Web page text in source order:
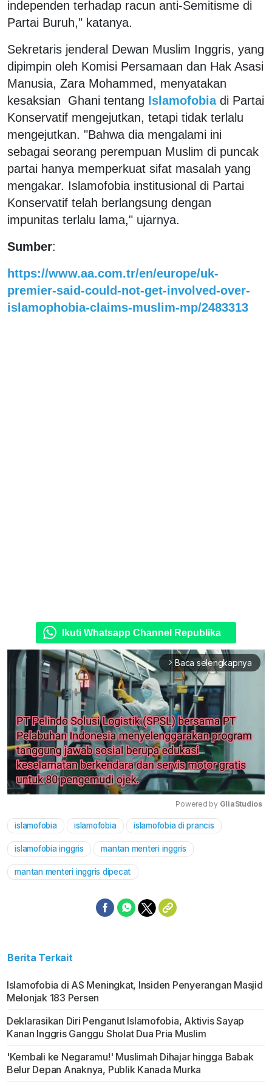
independen terhadap racun anti-Semitisme di
Partai Buruh," katanya.
Sekretaris jenderal Dewan Muslim Inggris, yang
dipimpin oleh Komisi Persamaan dan Hak Asasi
Manusia, Zara Mohammed, menyatakan
kesaksian Ghani tentang Islamofobia di Partai
Konservatif mengejutkan, tetapi tidak terlalu
mengejutkan. "Bahwa dia mengalami ini
sebagai seorang perempuan Muslim di puncak
partai hanya memperkuat sifat masalah yang
mengakar. Islamofobia institusional di Partai
Konservatif telah berlangsung dengan
impunitas terlalu lama," ujarnya.
Sumber:
https://www.aa.com.tr/en/europe/uk-
premier-said-could-not-get-involved-over-
islamophobia-claims-muslim-mp/2483313
Ikuti Whatsapp Channel Republika
arrow_forward_ios Baca selengkapnya
Mute
Powered by GliaStudios
islamofobia islamofobia islamofobia di prancis
islamofobia inggris mantan menteri inggris
mantan menteri inggris dipecat
Berita Terkait
Islamofobia di AS Meningkat, Insiden Penyerangan Masjid
Melonjak 183 Persen
Deklarasikan Diri Penganut Islamofobia, Aktivis Sayap
Kanan Inggris Ganggu Sholat Dua Pria Muslim
'Kembali ke Negaramu!' Muslimah Dihajar hingga Babak
Belur Depan Anaknya, Publik Kanada Murka